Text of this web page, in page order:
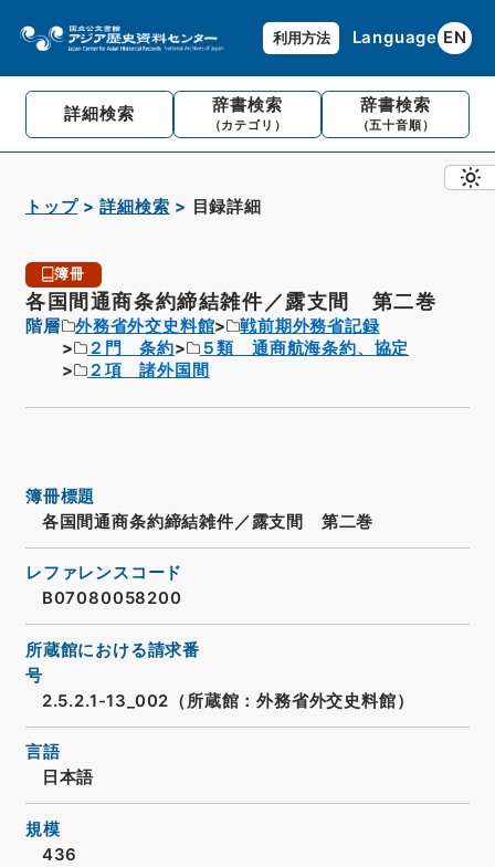
利用方法 Language EN
詳細検索 辞書検索
（カテゴリ）
辞書検索
（五十音順）
トップ 詳細検索 目録詳細
簿冊
各国間通商条約締結雑件／露支間 第二巻
階層 外務省外交史料館
戦前期外務省記録
２門 条約
５類 通商航海条約、協定
２項 諸外国間
簿冊標題
各国間通商条約締結雑件／露支間 第二巻
レファレンスコード
B07080058200
所蔵館における請求番
号
2.5.2.1-13_002（所蔵館：外務省外交史料館）
言語
日本語
規模
436